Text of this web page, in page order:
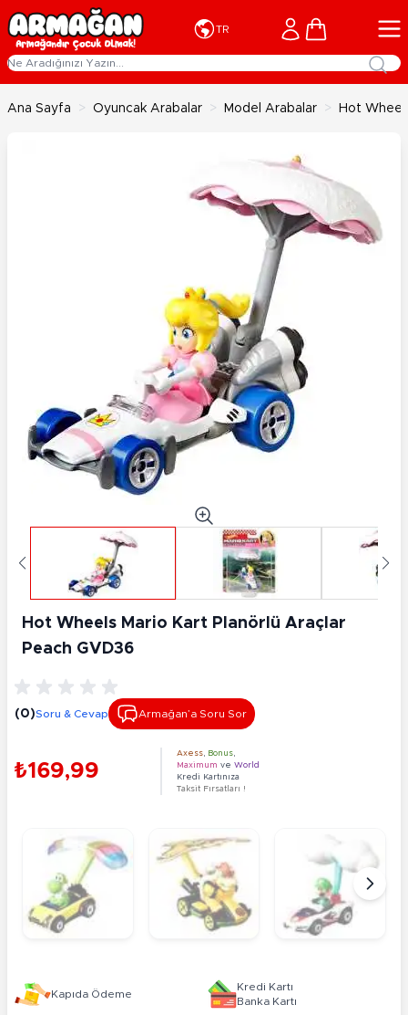
İçeriğe geç
TR Cart
Ana Sayfa > Oyuncak Arabalar > Model Arabalar > Hot
Hot Wheels Mario Kart Planörlü Araçlar
Peach GVD36
(0)Soru & Cevap Armağan’a Soru Sor
₺169,99
Axess Bonus
Maximum ve World
Kredi Kartınıza
Taksit Fırsatları !
Kapıda Ödeme
Kredi Kartı
Banka Kartı